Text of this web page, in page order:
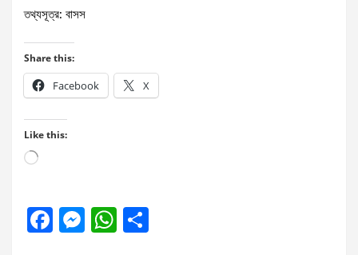
তথ্যসূত্র: বাসস
Share this:
Facebook X
Like this:
Loading…
F
M W